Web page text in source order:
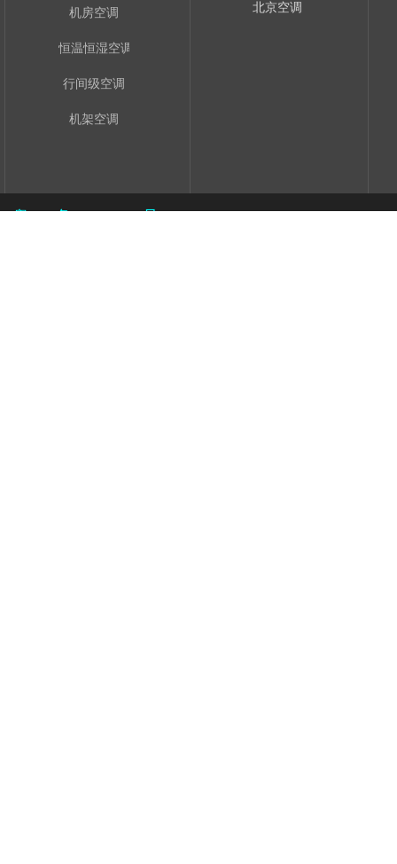
粤ICP备11094402号
北京空调
机房空调
恒温恒湿空调
行间级空调
机架空调